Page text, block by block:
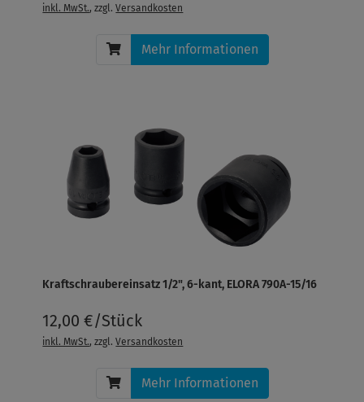
inkl. MwSt., zzgl.Versandkosten
Mehr Informationen
Kraftschraubereinsatz 1/2", 6-kant, ELORA 790A-15/16
12,00 €/Stück
inkl. MwSt., zzgl.Versandkosten
Mehr Informationen